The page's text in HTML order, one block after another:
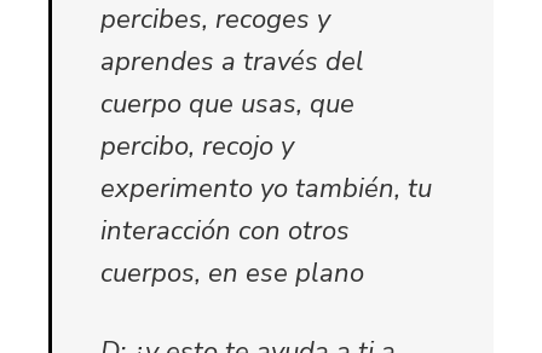
percibes, recoges y
aprendes a través del
cuerpo que usas, que
percibo, recojo y
experimento yo también, tu
interacción con otros
cuerpos, en ese plano